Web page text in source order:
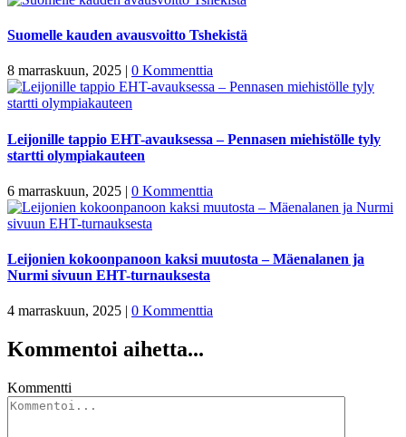
Suomelle kauden avausvoitto Tshekistä
8 marraskuun, 2025 | 0 Kommenttia
Leijonille tappio EHT-avauksessa – Pennasen miehistölle tyly
startti olympiakauteen
6 marraskuun, 2025 | 0 Kommenttia
Leijonien kokoonpanoon kaksi muutosta – Mäenalanen ja
Nurmi sivuun EHT-turnauksesta
4 marraskuun, 2025 | 0 Kommenttia
Kommentoi aihetta...
Kommentti